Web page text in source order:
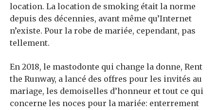
location. La location de smoking était la norme
depuis des décennies, avant même qu’Internet
n’existe. Pour la robe de mariée, cependant, pas
tellement.
En 2018, le mastodonte qui change la donne, Rent
the Runway, a lancé des offres pour les invités au
mariage, les demoiselles d’honneur et tout ce qui
concerne les noces pour la mariée: enterrement